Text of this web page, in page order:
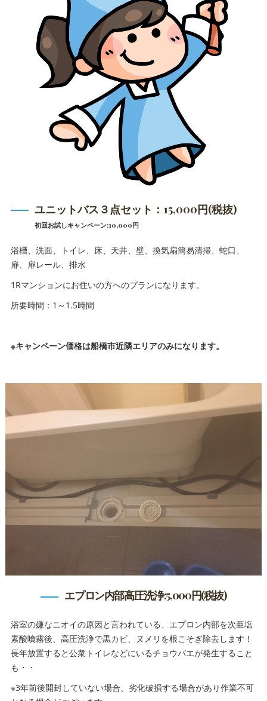
ユニットバス３点セット：15,000円(税抜)
初回お試しキャンペーン:10,000円
浴槽、洗面、トイレ、床、天井、壁、換気扇簡易清掃、蛇口、
扉、扉レール、排水
1Rマンションにお住いの方へのプランになります。
所要時間：1～1.5時間
※キャンペーン価格は船橋市近隣エリアのみになります。
エプロン内部高圧洗浄:5,000円(税抜)
浴室の嫌なニオイの原因と言われている、エプロン内部を次亜塩
素酸噴霧後、高圧洗浄で黒カビ、ヌメリを根こそぎ除去します！
長年放置すると公衆トイレなどにいるチョウバエが発生すること
も・・
※3年前後開封していない場合、劣化破損する場合があり作業不可